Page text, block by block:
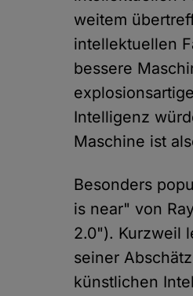
weitem
intellektuellen
bessere
Intelligenz
Maschine ist
Besonders
is near" von
2.0"). Kurzweil
seiner
künstlichen